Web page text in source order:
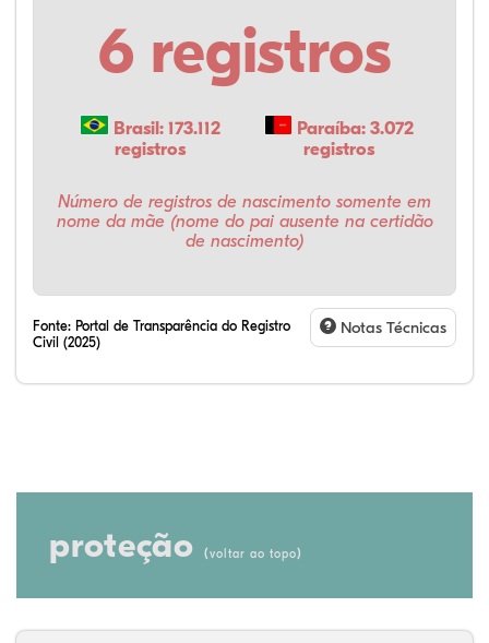
6 registros
Brasil: 173.112
registros
Paraíba: 3.072
registros
Número de registros de nascimento somente em
nome da mãe (nome do pai ausente na certidão
de nascimento)
Fonte: Portal de Transparência do Registro
Civil (2025)
Notas Técnicas
proteção (voltar ao topo)